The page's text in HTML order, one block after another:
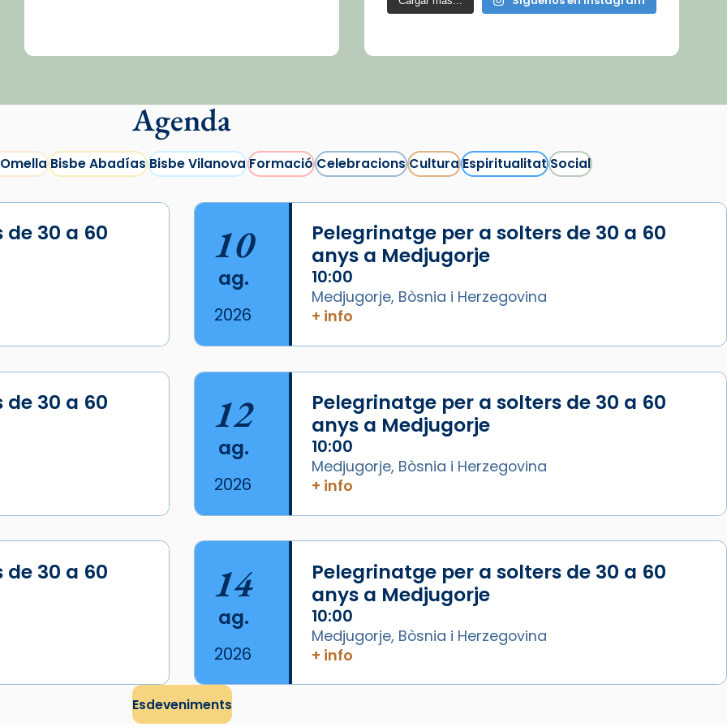
Agenda
Bisbe AbadíasBisbe VilanovaFormacióCelebracionsCulturaEspiritualitatSocial
30 a 60
10
ag.
2026
Pelegrinatge per a solters de 30 a 60
anys a Medjugorje
10:00
Medjugorje, Bòsnia i Herzegovina
+ info
30 a 60
12
ag.
2026
Pelegrinatge per a solters de 30 a 60
anys a Medjugorje
10:00
Medjugorje, Bòsnia i Herzegovina
+ info
30 a 60
14
ag.
2026
Pelegrinatge per a solters de 30 a 60
anys a Medjugorje
10:00
Medjugorje, Bòsnia i Herzegovina
+ info
Esdeveniments